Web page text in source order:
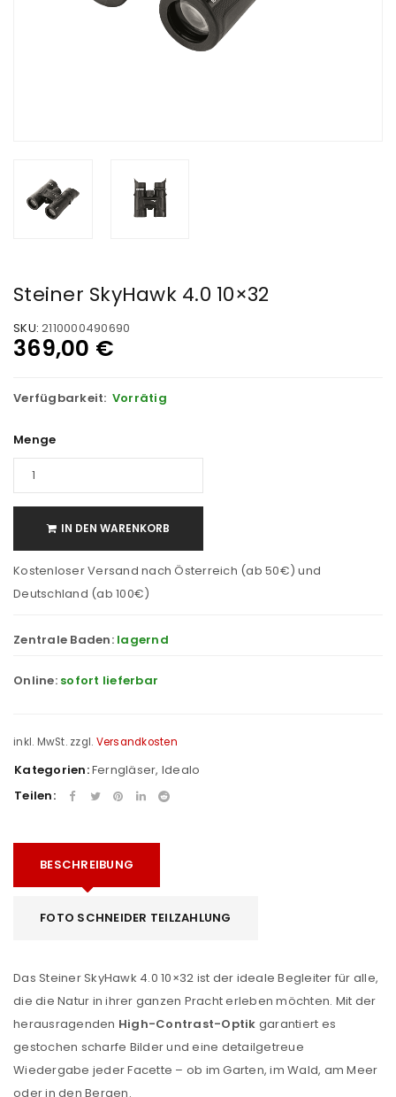
Steiner SkyHawk 4.0 10×32
SKU: 2110000490690
369,00 €
Verfügbarkeit: Vorrätig
Menge
IN DEN WARENKORB
Kostenloser Versand nach Österreich (ab 50€) und
Deutschland (ab 100€)
Zentrale Baden: lagernd
Online: sofort lieferbar
inkl. MwSt. zzgl. Versandkosten
Kategorien:Ferngläser, Idealo
Teilen:
BESCHREIBUNG
FOTO SCHNEIDER TEILZAHLUNG
Das Steiner SkyHawk 4.0 10×32 ist der ideale Begleiter für alle,
die die Natur in ihrer ganzen Pracht erleben möchten. Mit der
herausragenden High-Contrast-Optik garantiert es
gestochen scharfe Bilder und eine detailgetreue
Wiedergabe jeder Facette – ob im Garten, im Wald, am Meer
oder in den Bergen.